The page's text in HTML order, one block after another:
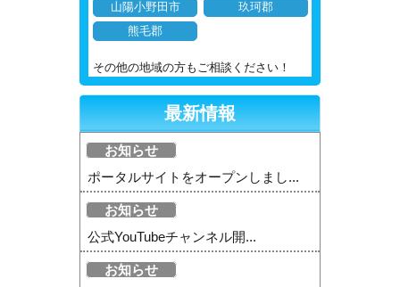
山陽小野田市
玖珂郡
熊毛郡
その他の地域の方もご相談ください！
最新情報
お知らせ
ポータルサイトをオープンしまし...
お知らせ
公式YouTubeチャンネル開...
お知らせ